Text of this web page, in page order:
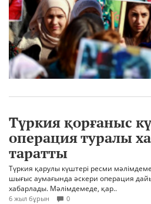
Түркия қорғаныс
операция туралы
таратты
Түркия қарулы күштері ресми
шығыс аумағында әскери операция
хабарлады. Мәлімдемеде, қар..
6 жыл бұрын 0